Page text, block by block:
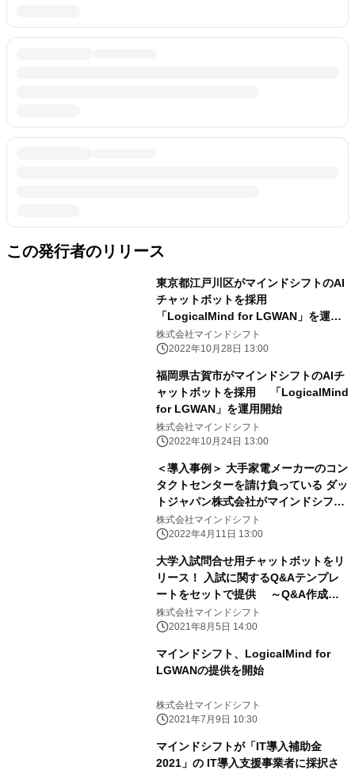
この発行者のリリース
東京都江戸川区がマインドシフトのAI
チャットボットを採用
「LogicalMind for LGWAN」を運用
開始
株式会社マインドシフト
2022年10月28日 13:00
福岡県古賀市がマインドシフトのAIチ
ャットボットを採用 「LogicalMind
for LGWAN」を運用開始
株式会社マインドシフト
2022年10月24日 13:00
＜導入事例＞ 大手家電メーカーのコン
タクトセンターを請け負っている ダッ
トジャパン株式会社がマインドシフト
社の 類似文書検索エンジンを活用しチ
ャットボットを共同開発
株式会社マインドシフト
2022年4月11日 13:00
大学入試問合せ用チャットボットをリ
リース！ 入試に関するQ&Aテンプレ
ートをセットで提供 ～Q&A作成の
手間を省き、最短で即日ご利用が可能
～
株式会社マインドシフト
2021年8月5日 14:00
マインドシフト、LogicalMind for
LGWANの提供を開始
株式会社マインドシフト
2021年7月9日 10:30
マインドシフトが「IT導入補助金
2021」の IT導入支援事業者に採択さ